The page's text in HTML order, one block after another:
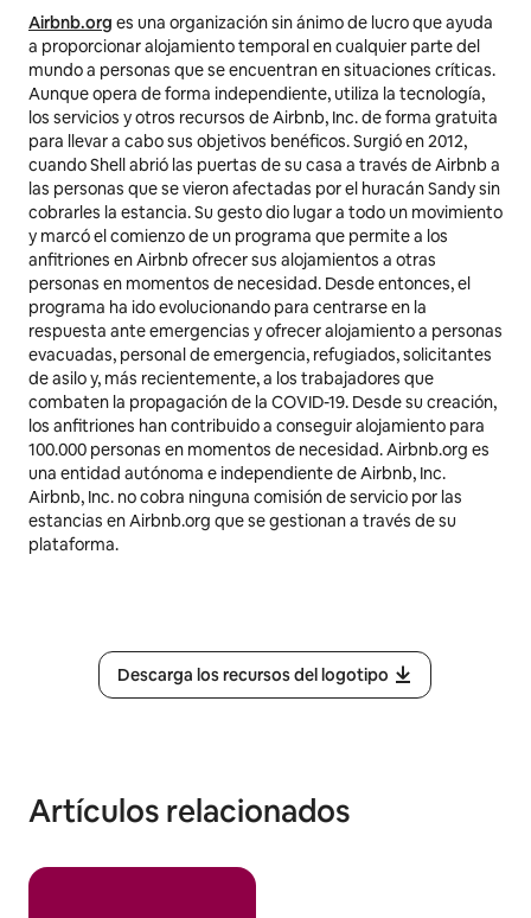
Airbnb.org es una organización sin ánimo de lucro que ayuda
a proporcionar alojamiento temporal en cualquier parte del
mundo a personas que se encuentran en situaciones críticas.
Aunque opera de forma independiente, utiliza la tecnología,
los servicios y otros recursos de Airbnb, Inc. de forma gratuita
para llevar a cabo sus objetivos benéficos. Surgió en 2012,
cuando Shell abrió las puertas de su casa a través de Airbnb a
las personas que se vieron afectadas por el huracán Sandy sin
cobrarles la estancia. Su gesto dio lugar a todo un movimiento
y marcó el comienzo de un programa que permite a los
anfitriones en Airbnb ofrecer sus alojamientos a otras
personas en momentos de necesidad. Desde entonces, el
programa ha ido evolucionando para centrarse en la
respuesta ante emergencias y ofrecer alojamiento a personas
evacuadas, personal de emergencia, refugiados, solicitantes
de asilo y, más recientemente, a los trabajadores que
combaten la propagación de la COVID-19. Desde su creación,
los anfitriones han contribuido a conseguir alojamiento para
100.000 personas en momentos de necesidad. Airbnb.org es
una entidad autónoma e independiente de Airbnb, Inc.
Airbnb, Inc. no cobra ninguna comisión de servicio por las
estancias en Airbnb.org que se gestionan a través de su
plataforma.
Descarga los recursos del logotipo
Artículos relacionados